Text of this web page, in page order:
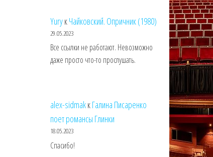
YuryкЧайковский. Опричник (1980)
29.05.2023
Все ссылки не работают. Невозможно
даже просто что-то прослушать.
alex-sidmakкГалина Писаренко
поет романсы Глинки
18.05.2023
Спасибо!